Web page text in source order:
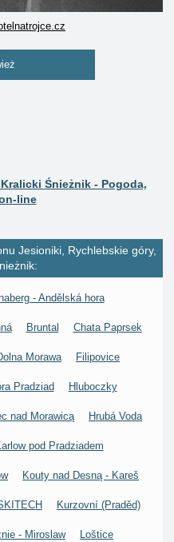
Śnieżnik - Pogoda,
line
Jesioniki, Rychlebskie góry,
- Andělská hora
Bruntal Chata Paprsek
Morawa Filipovice
Pradziad Hluboczky
nad Morawicą Hrubá Voda
pod Pradziadem
Kouty nad Desną - Kareš
Kurzovní (Praděd)
- Miroslaw Loštice